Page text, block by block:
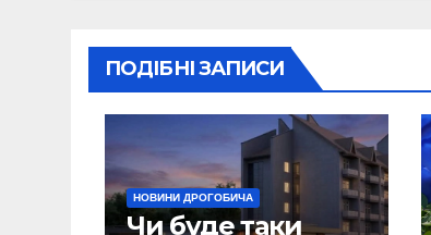
ПОДІБНІ ЗАПИСИ
НОВИНИ ДРОГОБИЧА
Чи буде таки